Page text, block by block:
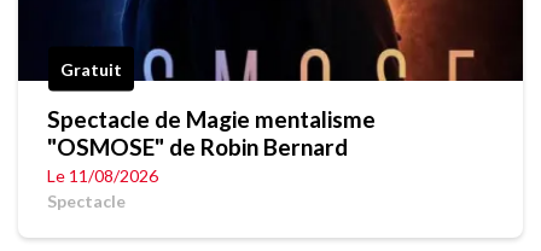
Gratuit
Spectacle de Magie mentalisme
"OSMOSE" de Robin Bernard
Le 11/08/2026
Spectacle